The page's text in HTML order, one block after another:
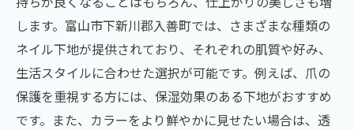
地域のアーティストが手掛けるユニークな
デザイン
ネイル下地で変わる指先の印象理想の仕上がり
を手に入れる
ネイル下地が持つ効果とメリット
します。富山市下新川郡入善町では、さまざまな種類の
ネイル下地が提供されており、それぞれの肌質や好み、
生活スタイルに合わせた選択が可能です。例えば、爪の
保護を重視する方には、保湿効果のある下地がおすすめ
です。また、カラーをより鮮やかに見せたい場合は、透